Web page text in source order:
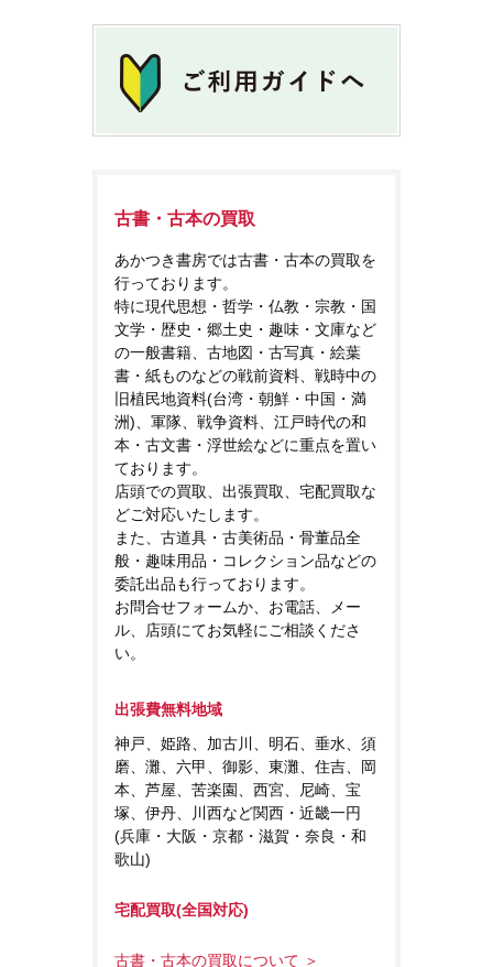
古書・古本の買取
あかつき書房では古書・古本の買取を
行っております。
特に現代思想・哲学・仏教・宗教・国
文学・歴史・郷土史・趣味・文庫など
の一般書籍、古地図・古写真・絵葉
書・紙ものなどの戦前資料、戦時中の
旧植民地資料(台湾・朝鮮・中国・満
洲)、軍隊、戦争資料、江戸時代の和
本・古文書・浮世絵などに重点を置い
ております。
店頭での買取、出張買取、宅配買取な
どご対応いたします。
また、古道具・古美術品・骨董品全
般・趣味用品・コレクション品などの
委託出品も行っております。
お問合せフォームか、お電話、メー
ル、店頭にてお気軽にご相談くださ
い。
出張費無料地域
神戸、姫路、加古川、明石、垂水、須
磨、灘、六甲、御影、東灘、住吉、岡
本、芦屋、苦楽園、西宮、尼崎、宝
塚、伊丹、川西など関西・近畿一円
(兵庫・大阪・京都・滋賀・奈良・和
歌山)
宅配買取(全国対応)
古書・古本の買取について ＞